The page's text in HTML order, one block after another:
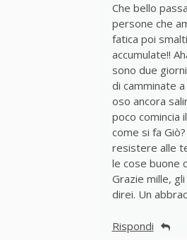
Che bello
persone che
fatica poi
accumulate!!
sono due
di camminate
oso ancora
poco comincia
come si fa
resistere alle
le cose buone
Grazie mille,
direi. Un
Rispondi